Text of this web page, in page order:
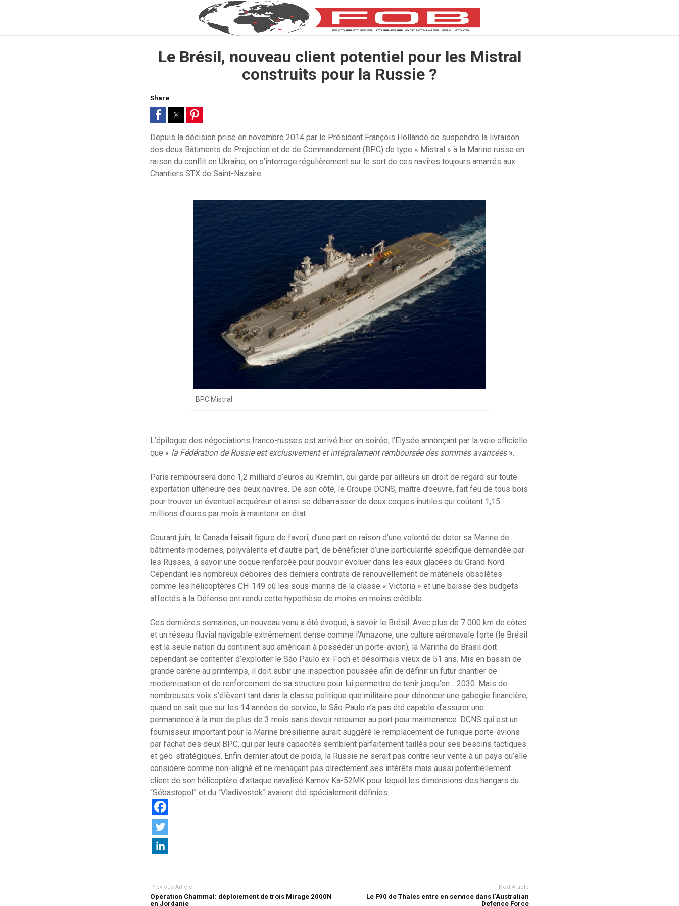
Le Brésil, nouveau client potentiel pour les Mistral
construits pour la Russie ?
Share
Depuis la décision prise en novembre 2014 par le Président François Hollande de suspendre la livraison
des deux Bâtiments de Projection et de de Commandement (BPC) de type « Mistral » à la Marine russe en
raison du conflit en Ukraine, on s’interroge régulièrement sur le sort de ces navires toujours amarrés aux
Chantiers STX de Saint-Nazaire.
BPC Mistral
L’épilogue des négociations franco-russes est arrivé hier en soirée, l’Elysée annonçant par la voie officielle
que « la Fédération de Russie est exclusivement et intégralement remboursée des sommes avancées».
Paris remboursera donc 1,2 milliard d’euros au Kremlin, qui garde par ailleurs un droit de regard sur toute
exportation ultérieure des deux navires. De son côté, le Groupe DCNS, maître d’oeuvre, fait feu de tous bois
pour trouver un éventuel acquéreur et ainsi se débarrasser de deux coques inutiles qui coûtent 1,15
millions d’euros par mois à maintenir en état.
Courant juin, le Canada faisait figure de favori, d’une part en raison d’une volonté de doter sa Marine de
bâtiments modernes, polyvalents et d’autre part, de bénéficier d’une particularité spécifique demandée par
les Russes, à savoir une coque renforcée pour pouvoir évoluer dans les eaux glacées du Grand Nord.
Cependant les nombreux déboires des derniers contrats de renouvellement de matériels obsolètes
comme les hélicoptères CH-149 où les sous-marins de la classe « Victoria » et une baisse des budgets
affectés à la Défense ont rendu cette hypothèse de moins en moins crédible.
Ces dernières semaines, un nouveau venu a été évoqué, à savoir le Brésil. Avec plus de 7 000 km de côtes
et un réseau fluvial navigable extrêmement dense comme l’Amazone, une culture aéronavale forte (le Brésil
est la seule nation du continent sud américain à posséder un porte-avion), la Marinha do Brasil doit
cependant se contenter d’exploiter le São Paulo ex-Foch et désormais vieux de 51 ans. Mis en bassin de
grande carène au printemps, il doit subir une inspection poussée afin de définir un futur chantier de
modernisation et de renforcement de sa structure pour lui permettre de tenir jusqu’en …2030. Mais de
nombreuses voix s’élèvent tant dans la classe politique que militaire pour dénoncer une gabegie financière,
quand on sait que sur les 14 années de service, le São Paulo n’a pas été capable d’assurer une
permanence à la mer de plus de 3 mois sans devoir retourner au port pour maintenance. DCNS qui est un
fournisseur important pour la Marine brésilienne aurait suggéré le remplacement de l’unique porte-avions
par l’achat des deux BPC, qui par leurs capacités semblent parfaitement taillés pour ses besoins tactiques
et géo-stratégiques. Enfin dernier atout de poids, la Russie ne serait pas contre leur vente à un pays qu’elle
considère comme non-aligné et ne menaçant pas directement ses intérêts mais aussi potentiellement
client de son hélicoptère d’attaque navalisé Kamov Ka-52MK pour lequel les dimensions des hangars du
“Sébastopol” et du “Vladivostok” avaient été spécialement définies.
Previous Article
Opération Chammal: déploiement de trois Mirage 2000N
en Jordanie
Next Article
Le F90 de Thales entre en service dans l'Australian
Defence Force